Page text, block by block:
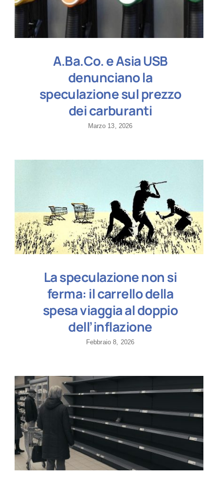
A.Ba.Co. e Asia USB
denunciano la
speculazione sul prezzo
dei carburanti
Marzo 13, 2026
La speculazione non si
ferma: il carrello della
spesa viaggia al doppio
dell’inflazione
Febbraio 8, 2026